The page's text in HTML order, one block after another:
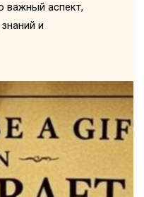
важный аспект,
и